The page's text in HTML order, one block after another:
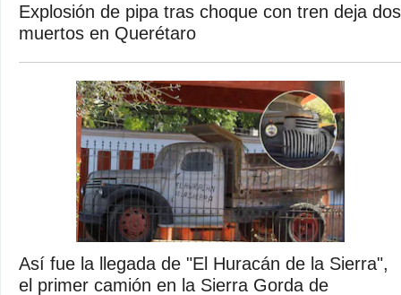
Explosión de pipa tras choque con tren deja dos
muertos en Querétaro
Así fue la llegada de "El Huracán de la Sierra",
el primer camión en la Sierra Gorda de